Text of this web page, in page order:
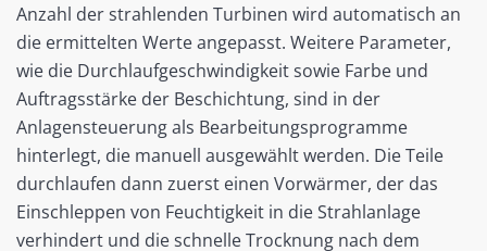
Anzahl der strahlenden Turbinen wird automatisch an
die ermittelten Werte angepasst. Weitere Parameter,
wie die Durchlaufgeschwindigkeit sowie Farbe und
Auftragsstärke der Beschichtung, sind in der
Anlagensteuerung als Bearbeitungsprogramme
hinterlegt, die manuell ausgewählt werden. Die Teile
durchlaufen dann zuerst einen Vorwärmer, der das
Einschleppen von Feuchtigkeit in die Strahlanlage
verhindert und die schnelle Trocknung nach dem